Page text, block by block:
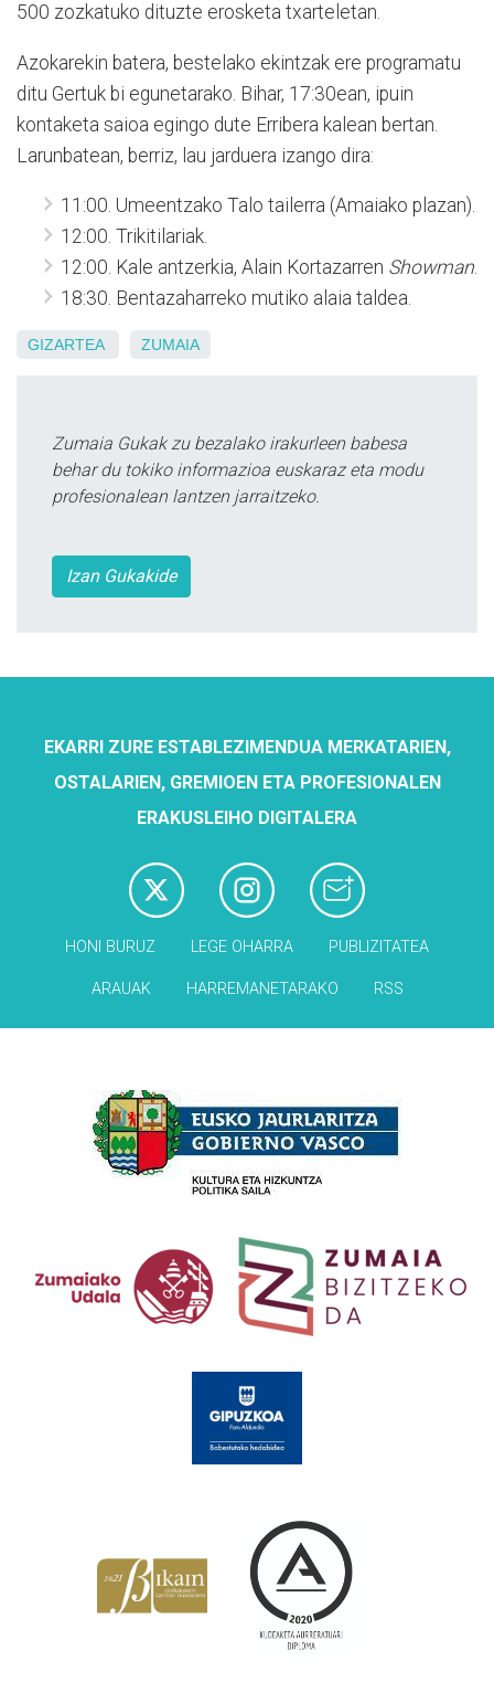
500 zozkatuko dituzte erosketa txarteletan.
Azokarekin batera, bestelako ekintzak ere programatu
ditu Gertuk bi egunetarako. Bihar, 17:30ean, ipuin
kontaketa saioa egingo dute Erribera kalean bertan.
Larunbatean, berriz, lau jarduera izango dira:
11:00. Umeentzako Talo tailerra (Amaiako plazan).
12:00. Trikitilariak.
12:00. Kale antzerkia, Alain Kortazarren Showman.
18:30. Bentazaharreko mutiko alaia taldea.
GIZARTEA ZUMAIA
Zumaia Gukak zu bezalako irakurleen babesa
behar du tokiko informazioa euskaraz eta modu
profesionalean lantzen jarraitzeko.
Izan Gukakide
EKARRI ZURE ESTABLEZIMENDUA MERKATARIEN,
OSTALARIEN, GREMIOEN ETA PROFESIONALEN
ERAKUSLEIHO DIGITALERA
HONI BURUZ LEGE OHARRA PUBLIZITATEA
ARAUAK HARREMANETARAKO RSS